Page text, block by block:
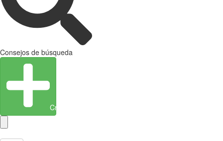
Consejos de búsqueda
Crear entidad